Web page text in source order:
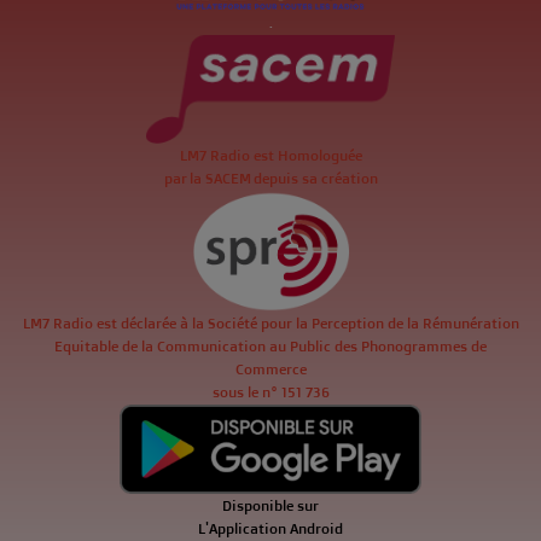
.
LM7 Radio est Homologuée
par la SACEM depuis sa création
LM7 Radio est déclarée à la Société pour la Perception de la Rémunération
Equitable de la Communication au Public des Phonogrammes de
Commerce
sous le n° 151 736
Disponible sur
L'Application Android